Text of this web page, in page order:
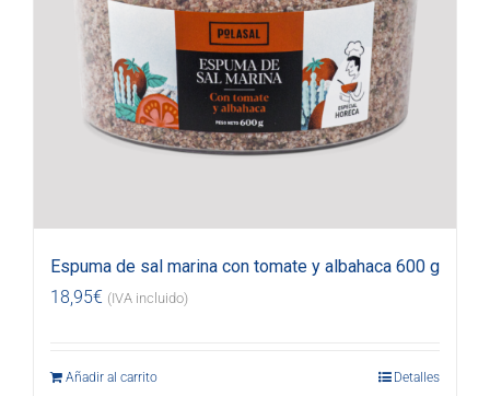
Espuma de sal marina con tomate y albahaca 600 g
18,95€ (IVA incluido)
Añadir al carrito Detalles